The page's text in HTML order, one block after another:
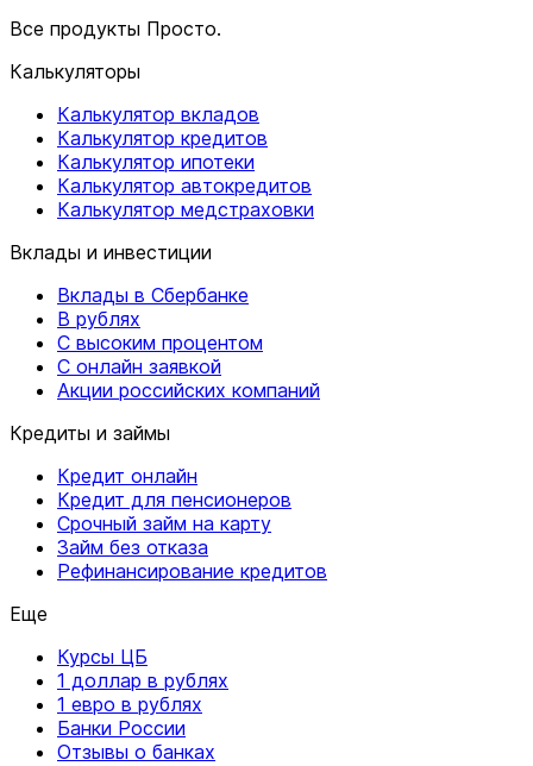
Все продукты Просто.
Калькуляторы
Калькулятор вкладов
Калькулятор кредитов
Калькулятор ипотеки
Калькулятор автокредитов
Калькулятор медстраховки
Вклады и инвестиции
Вклады в Сбербанке
В рублях
С высоким процентом
С онлайн заявкой
Акции российских компаний
Кредиты и займы
Кредит онлайн
Кредит для пенсионеров
Срочный займ на карту
Займ без отказа
Рефинансирование кредитов
Еще
Курсы ЦБ
1 доллар в рублях
1 евро в рублях
Банки России
Отзывы о банках